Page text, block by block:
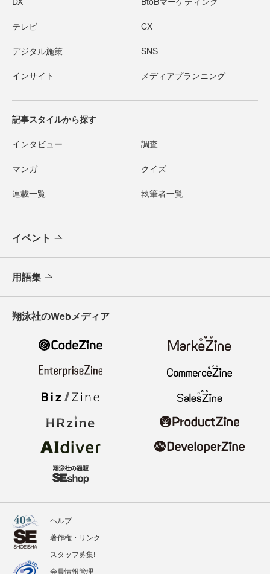
テレビ CX
デジタル施策 SNS
インサイト メディアプランニング
記事スタイルから探す
インタビュー 調査
マンガ クイズ
連載一覧 執筆者一覧
イベント
用語集
翔泳社のWebメディア
ヘルプ
著作権・リンク
スタッフ募集!
会員情報管理